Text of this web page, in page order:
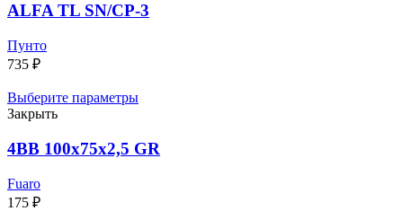
ALFA TL SN/CP-3
Пунто
735 ₽
Выберите параметры
Закрыть
4BB 100x75x2,5 GR
Fuaro
175 ₽